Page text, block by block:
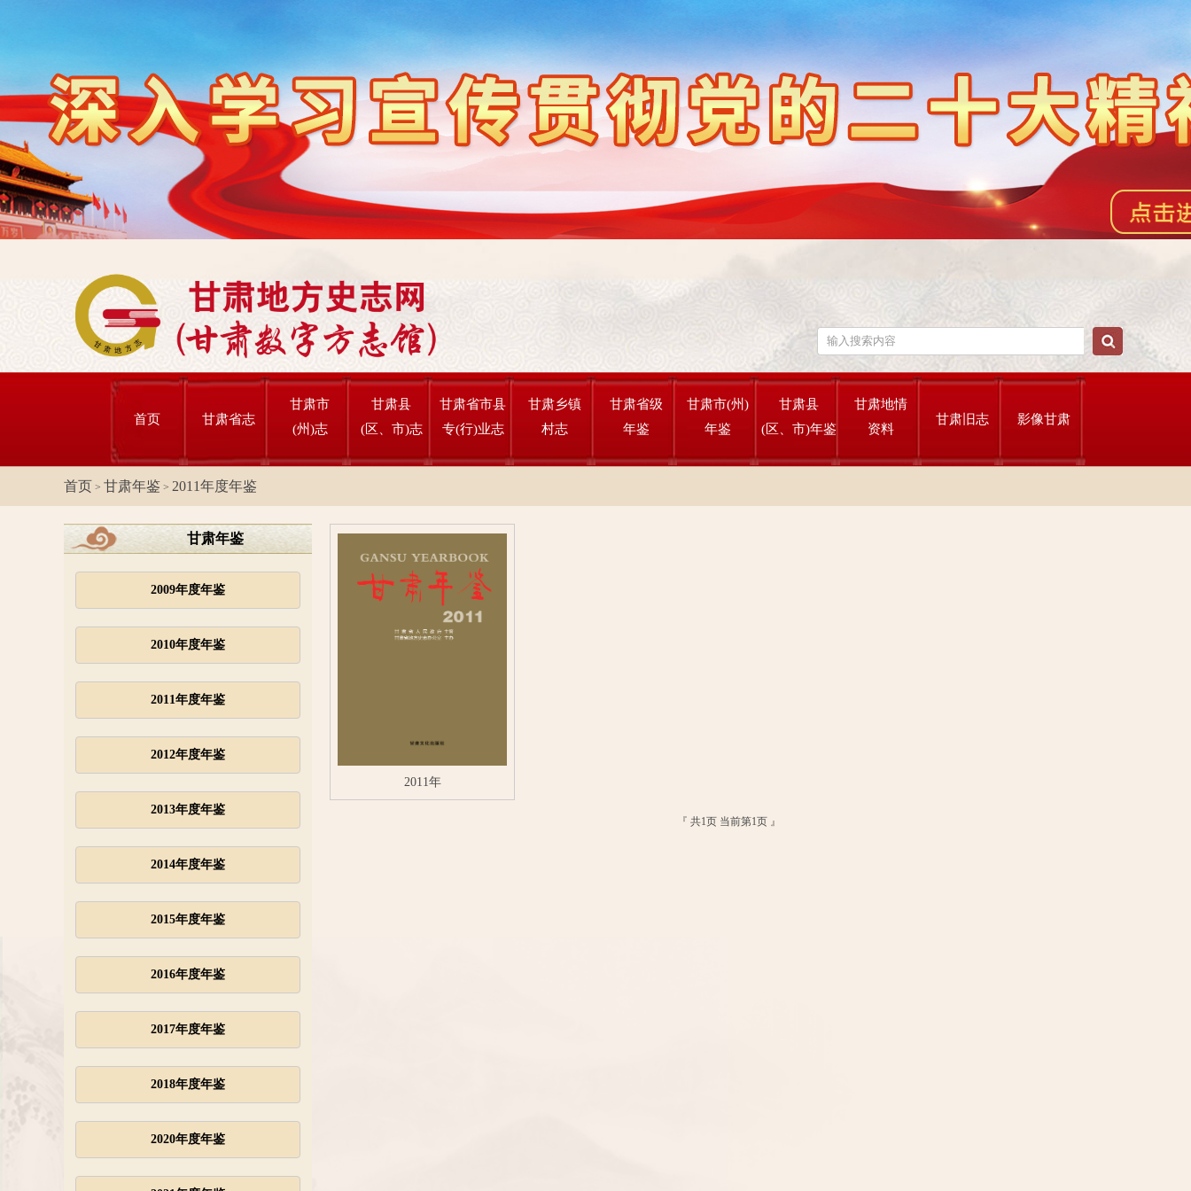
首页 甘肃省志
甘肃市
(州)志
甘肃县
(区、市)志
甘肃省市县
专(行)业志
甘肃乡镇
村志
甘肃省级
年鉴
甘肃市(州)
年鉴
甘肃县
(区、市)年鉴
甘肃地情
资料
甘肃旧志 影像甘肃
首页 > 甘肃年鉴 > 2011年度年鉴
甘肃年鉴
2009年度年鉴
2010年度年鉴
2011年度年鉴
2012年度年鉴
2013年度年鉴
2014年度年鉴
2015年度年鉴
2016年度年鉴
2017年度年鉴
2018年度年鉴
2020年度年鉴
2011年
『 共1页 当前第1页 』